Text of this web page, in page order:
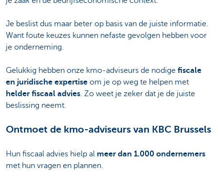
Je beslist dus maar beter op basis van de juiste informatie.
Want foute keuzes kunnen nefaste gevolgen hebben voor
je onderneming.
Gelukkig hebben onze kmo-adviseurs de nodige fiscale
en juridische expertise om je op weg te helpen met
helder fiscaal advies. Zo weet je zeker dat je de juiste
beslissing neemt.
Ontmoet de kmo-adviseurs van KBC Brussels
Hun fiscaal advies hielp al meer dan 1.000 ondernemers
met hun vragen en plannen.